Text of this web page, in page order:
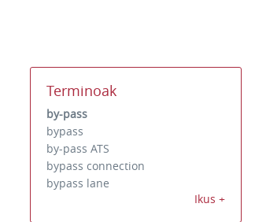
Terminoak
by-pass
bypass
by-pass ATS
bypass connection
bypass lane
Ikus +